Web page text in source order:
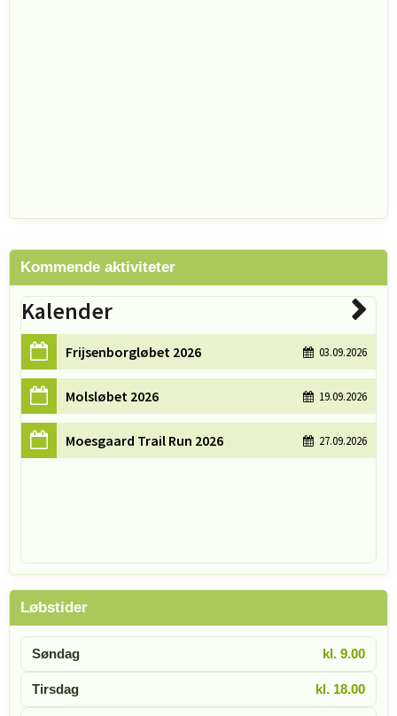
Kommende aktiviteter
Løbstider
Søndag kl. 9.00
Tirsdag kl. 18.00